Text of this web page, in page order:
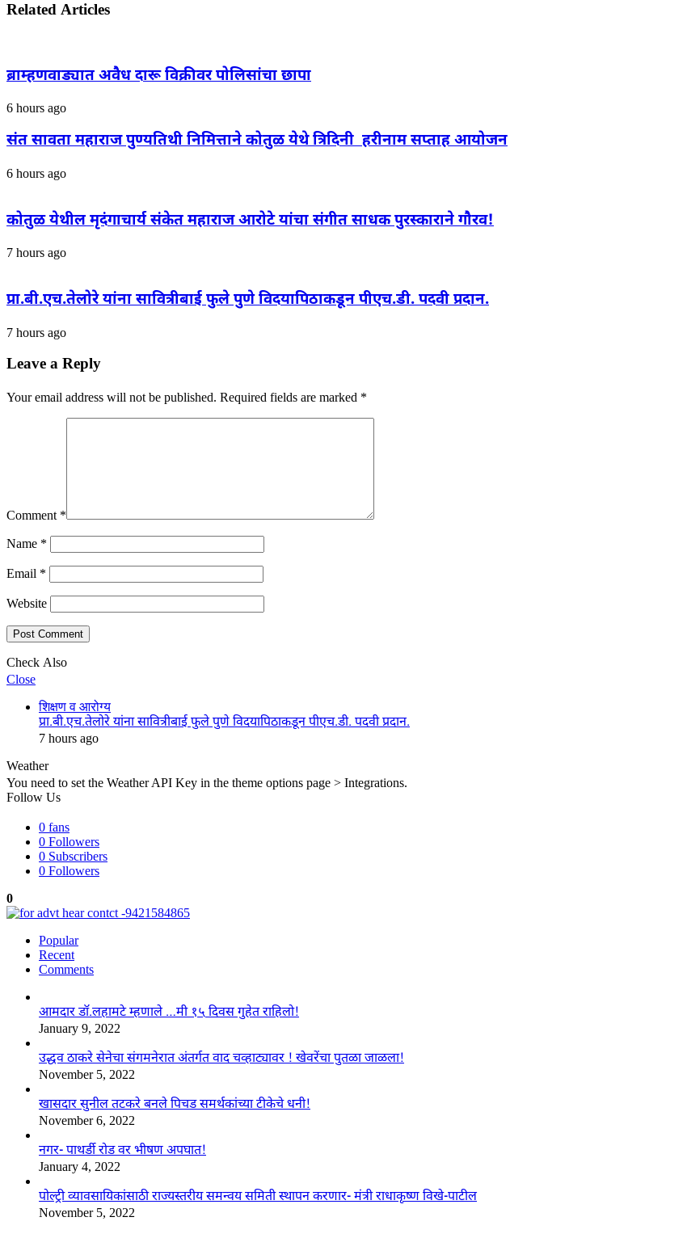
Related Articles
ब्राम्हणवाड्यात अवैध दारू विक्रीवर पोलिसांचा छापा
6 hours ago
संत सावता महाराज पुण्यतिथी निमित्ताने कोतुळ येथे त्रिदिनी हरीनाम सप्ताह आयोजन
6 hours ago
कोतुळ येथील मृदंगाचार्य संकेत महाराज आरोटे यांचा संगीत साधक पुरस्काराने गौरव!
7 hours ago
प्रा.बी.एच.तेलोरे यांना सावित्रीबाई फुले पुणे विदयापिठाकडून पीएच.डी. पदवी प्रदान.
7 hours ago
Leave a Reply
Your email address will not be published. Required fields are marked *
Comment *
Name *
Email *
Website
Check Also
Close
शिक्षण व आरोग्य
प्रा.बी.एच.तेलोरे यांना सावित्रीबाई फुले पुणे विदयापिठाकडून पीएच.डी. पदवी प्रदान.
7 hours ago
Weather
You need to set the Weather API Key in the theme options page > Integrations.
Follow Us
0 fans
0 Followers
0 Subscribers
0 Followers
0
Popular
Recent
Comments
आमदार डॉ.लहामटे म्हणाले …मी १५ दिवस गुहेत राहिलो!
January 9, 2022
उद्धव ठाकरे सेनेचा संगमनेरात अंतर्गत वाद चव्हाट्यावर ! खेवरेंचा पुतळा जाळला!
November 5, 2022
खासदार सुनील तटकरे बनले पिचड समर्थकांच्या टीकेचे धनी!
November 6, 2022
नगर- पाथर्डी रोड वर भीषण अपघात!
January 4, 2022
पोल्ट्री व्यावसायिकांसाठी राज्यस्तरीय समन्वय समिती स्थापन करणार- मंत्री राधाकृष्ण विखे-पाटील
November 5, 2022